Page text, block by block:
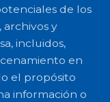
de los
archivos y
incluidos,
en
el propósito
información o